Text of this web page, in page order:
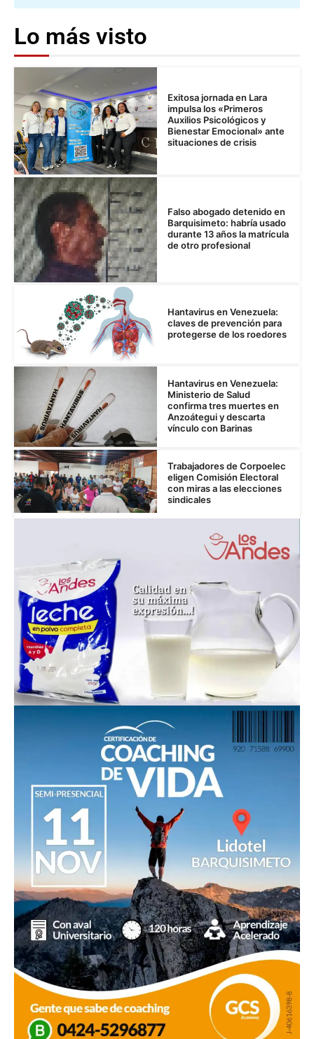
Lo más visto
Exitosa jornada en Lara
impulsa los «Primeros
Auxilios Psicológicos y
Bienestar Emocional» ante
situaciones de crisis
Falso abogado detenido en
Barquisimeto: habría usado
durante 13 años la matrícula
de otro profesional
Hantavirus en Venezuela:
claves de prevención para
protegerse de los roedores
Hantavirus en Venezuela:
Ministerio de Salud
confirma tres muertes en
Anzoátegui y descarta
vínculo con Barinas
Trabajadores de Corpoelec
eligen Comisión Electoral
con miras a las elecciones
sindicales